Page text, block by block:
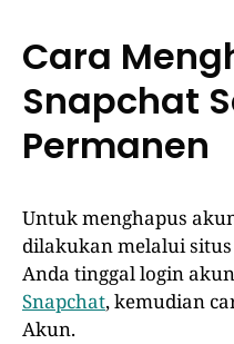
Cara
Snapchat
Permanen
Untuk menghapus
dilakukan melalui
Anda tinggal login
Snapchat, kemudian
Akun.